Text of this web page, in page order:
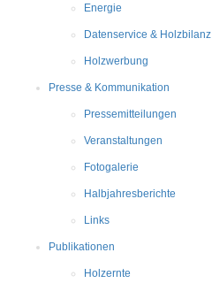
Energie
Datenservice & Holzbilanz
Holzwerbung
Presse & Kommunikation
Pressemitteilungen
Veranstaltungen
Fotogalerie
Halbjahresberichte
Links
Publikationen
Holzernte